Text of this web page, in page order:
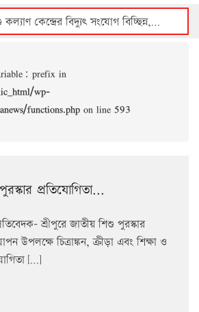
a
t
শ্রীপুর মা ও শিশু কল্যাণ কেন্দ্রের বিদ্যুৎ সংযোগ বিচ্ছিন্ন, রোগীদের দুর্ভোগ
prefix in
wp-
functions.php on line 593
প্রতিযোগিতা...
শ্রীপুরে জাতীয় শিশু পুরস্কার
উপলক্ষে চিত্রাঙ্কন, ক্রীড়া এবং শিক্ষা ও
[…]